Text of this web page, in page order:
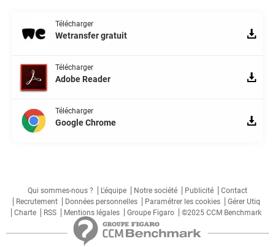
Télécharger
Wetransfer gratuit
Télécharger
Adobe Reader
Télécharger
Google Chrome
Qui sommes-nous ? L'équipe Notre société Publicité
Contact
Recrutement
Données personnelles Paramétrer les cookies
Gérer Utiq
Charte
RSS Mentions légales Groupe Figaro ©2025 CCM Benchmark